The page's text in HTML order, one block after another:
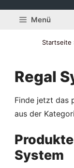
Menü
Startseite
Regal
Finde jetzt das
aus der
System